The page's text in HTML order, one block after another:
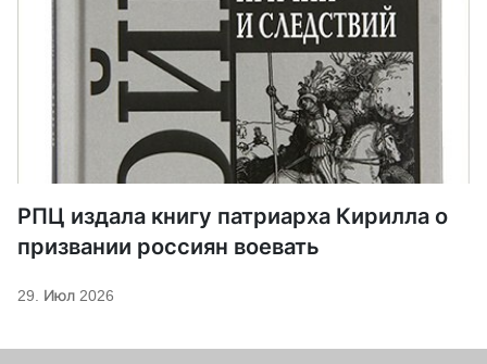
РПЦ издала книгу патриарха Кирилла о
призвании россиян воевать
29. Июл 2026